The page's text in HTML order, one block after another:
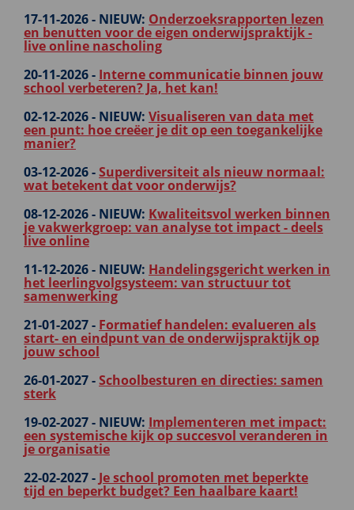
17-11-2026 - NIEUW: Onderzoeksrapporten lezen
en benutten voor de eigen onderwijspraktijk -
live online nascholing
20-11-2026 - Interne communicatie binnen jouw
school verbeteren? Ja, het kan!
02-12-2026 - NIEUW: Visualiseren van data met
een punt: hoe creëer je dit op een toegankelijke
manier?
03-12-2026 -Superdiversiteit als nieuw normaal:
wat betekent dat voor onderwijs?
08-12-2026 - NIEUW: Kwaliteitsvol werken binnen
je vakwerkgroep: van analyse tot impact - deels
live online
11-12-2026 - NIEUW: Handelingsgericht werken in
het leerlingvolgsysteem: van structuur tot
samenwerking
21-01-2027 - Formatief handelen: evalueren als
start- en eindpunt van de onderwijspraktijk op
jouw school
26-01-2027 -Schoolbesturen en directies: samen
sterk
19-02-2027 - NIEUW: Implementeren met impact:
een systemische kijk op succesvol veranderen in
je organisatie
22-02-2027 - Je school promoten met beperkte
tijd en beperkt budget? Een haalbare kaart!